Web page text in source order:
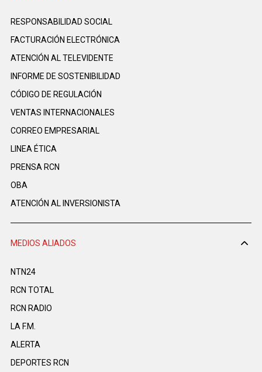
RESPONSABILIDAD SOCIAL
FACTURACIÓN ELECTRÓNICA
ATENCIÓN AL TELEVIDENTE
INFORME DE SOSTENIBILIDAD
CÓDIGO DE REGULACIÓN
VENTAS INTERNACIONALES
CORREO EMPRESARIAL
LINEA ÉTICA
PRENSA RCN
OBA
ATENCIÓN AL INVERSIONISTA
MEDIOS ALIADOS
NTN24
RCN TOTAL
RCN RADIO
LA F.M.
ALERTA
DEPORTES RCN